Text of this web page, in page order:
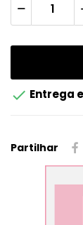
 Entrega
Partilhar